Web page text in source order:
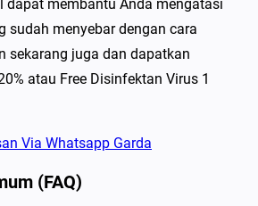
dapat membantu Anda mengatasi
sudah menyebar dengan cara
sekarang juga dan dapatkan
atau Free Disinfektan Virus 1
(FAQ)